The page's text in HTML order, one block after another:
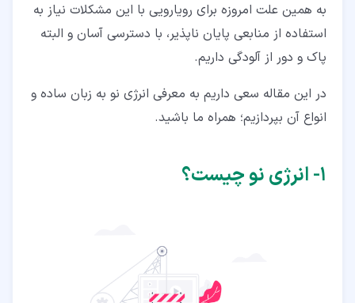
۲‏-‏۴‏- انرژی آبی (Hydro Energy)
۲‏-‏۷‏- انرژی هیدروژن (Hydrogen Energy)
۴‏- مزایای انرژی نو
به همین علت امروزه برای رویارویی با این مشکلات نیاز به
استفاده از منابعی پایان ناپذیر، با دسترسی آسان و البته
پاک و دور از آلودگی داریم.
در این مقاله سعی داریم به معرفی انرژی نو به زبان ساده و
انواع آن بپردازیم؛ همراه ما باشید.
۱‏- انرژی نو چیست؟